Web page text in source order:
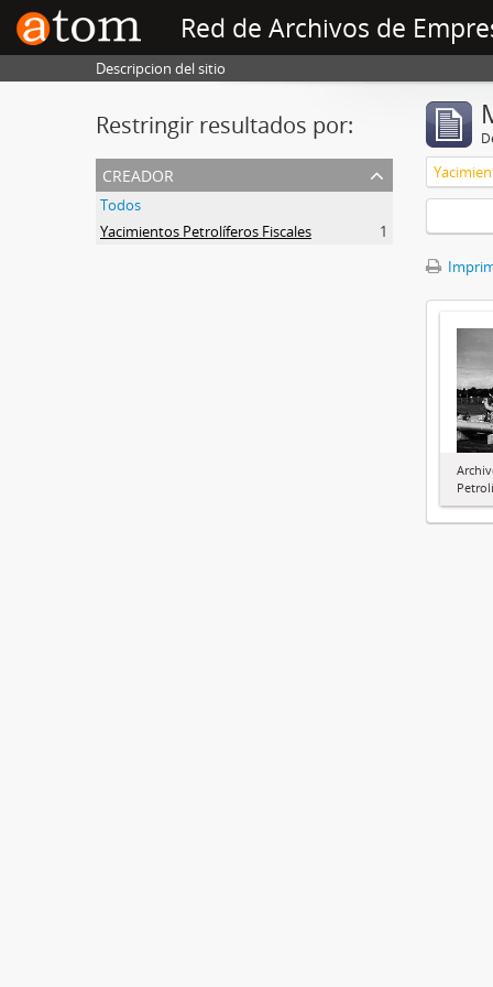
Red de Archivos de
Descripcion del sitio
Restringir resultados por:
creador
Todos
Yacimientos Petrolíferos Fiscales
1